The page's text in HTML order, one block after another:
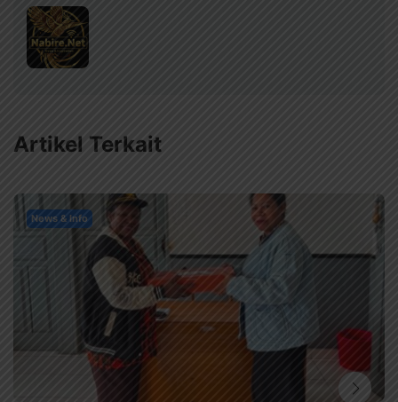
Artikel Terkait
News & Info